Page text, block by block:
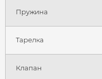
Пружина
Тарелка
Клапан